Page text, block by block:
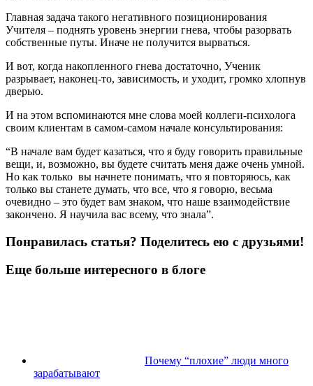
Главная задача такого негативного позиционирования
Учителя – поднять уровень энергии гнева, чтобы разорвать
собственные путы. Иначе не получится вырваться.
И вот, когда накопленного гнева достаточно, Ученик
разрывает, наконец-то, зависимость, и уходит, громко хлопнув
дверью.
И на этом вспоминаются мне слова моей коллеги-психолога
своим клиентам в самом-самом начале консультирования:
“В начале вам будет казаться, что я буду говорить правильные
вещи, и, возможно, вы будете считать меня даже очень умной.
Но как только вы начнете понимать, что я повторяюсь, как
только вы станете думать, что все, что я говорю, весьма
очевидно – это будет вам знаком, что наше взаимодействие
закончено. Я научила вас всему, что знала”.
Понравилась статья? Поделитесь ею с друзьями!
Еще больше интересного в блоге
Почему “плохие” люди много
зарабатывают